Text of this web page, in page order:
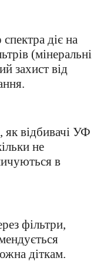
діє на
(мінеральні
захист від
відбивачі УФ
не
в
фільтри,
діткам.